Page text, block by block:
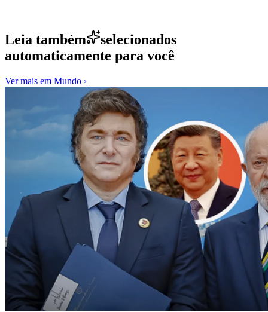
Leia também
selecionados
automaticamente para você
Ver mais em Mundo ›